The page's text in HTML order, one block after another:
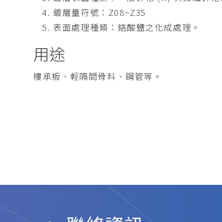
鍍層量符號：Z08~Z35
表面處理種類：鉻酸鹽之化成處理。
用途
樓承板、輕隔間骨料、鋼管等。